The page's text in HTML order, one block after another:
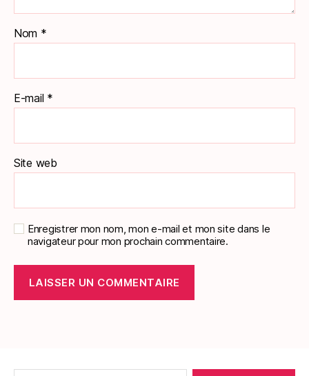
Nom *
E-mail *
Site web
Enregistrer mon nom, mon e-mail et mon site dans le
navigateur pour mon prochain commentaire.